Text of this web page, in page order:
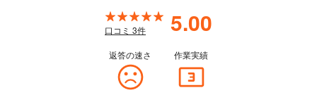
口コミ 3件 5.00
返答の速さ 作業実績